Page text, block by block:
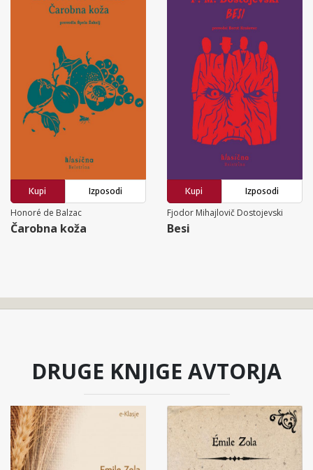
Kupi
Izposodi
Honoré de Balzac
Čarobna koža
Kupi
Izposodi
Fjodor Mihajlovič Dostojevski
Besi
DRUGE KNJIGE AVTORJA